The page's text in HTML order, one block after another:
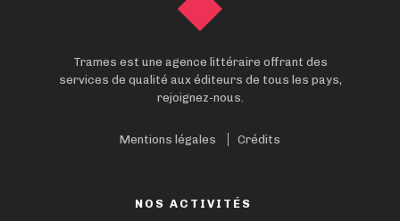
Trames est une agence littéraire offrant des
services de qualité aux éditeurs de tous les pays,
rejoignez-nous.
Mentions légales Crédits
NOS ACTIVITÉS